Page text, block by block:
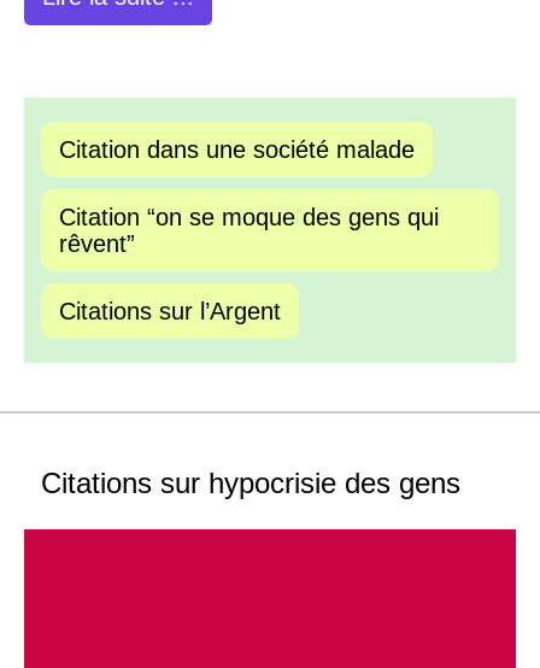
Citation dans une société malade
Citation “on se moque des gens qui
rêvent”
Citations sur l’Argent
Citations sur hypocrisie des gens